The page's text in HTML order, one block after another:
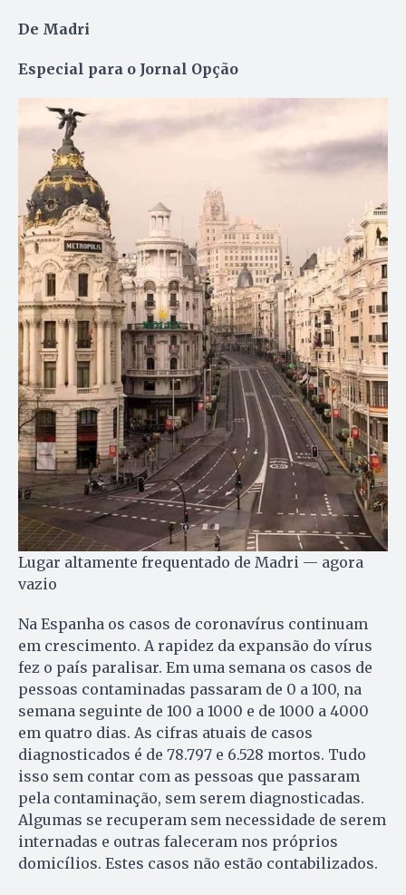
De Madri
Especial para o Jornal Opção
Lugar altamente frequentado de Madri — agora
vazio
Na Espanha os casos de coronavírus continuam
em crescimento. A rapidez da expansão do vírus
fez o país paralisar. Em uma semana os casos de
pessoas contaminadas passaram de 0 a 100, na
semana seguinte de 100 a 1000 e de 1000 a 4000
em quatro dias. As cifras atuais de casos
diagnosticados é de 78.797 e 6.528 mortos. Tudo
isso sem contar com as pessoas que passaram
pela contaminação, sem serem diagnosticadas.
Algumas se recuperam sem necessidade de serem
internadas e outras faleceram nos próprios
domicílios. Estes casos não estão contabilizados.